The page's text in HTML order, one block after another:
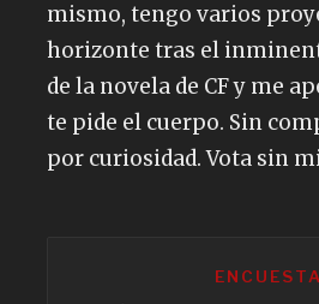
mismo, tengo varios
horizonte tras el
de la novela de CF y me
te pide el cuerpo. Sin
por curiosidad. Vota sin
ENCUESTA